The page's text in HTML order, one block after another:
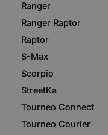
Ranger
Ranger Raptor
Raptor
S-Max
Scorpio
StreetKa
Tourneo Connect
Tourneo Courier